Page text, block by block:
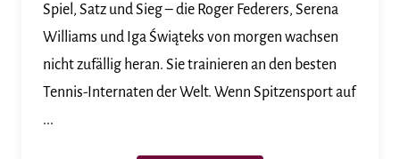
Spiel, Satz und Sieg – die Roger Federers, Serena
Williams und Iga Świąteks von morgen wachsen
nicht zufällig heran. Sie trainieren an den besten
Tennis-Internaten der Welt. Wenn Spitzensport auf
...